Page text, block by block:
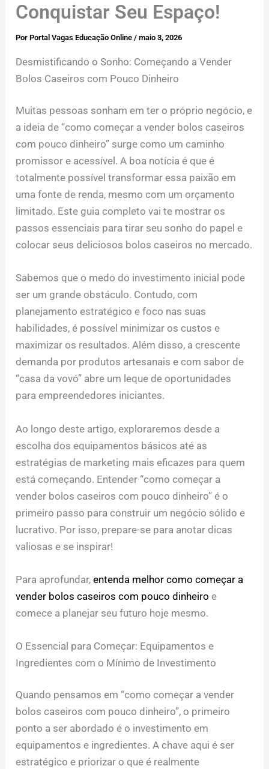
Conquistar Seu Espaço!
PorPortal Vagas Educação Online/maio 3, 2026
Desmistificando o Sonho: Começando a Vender
Bolos Caseiros com Pouco Dinheiro
Muitas pessoas sonham em ter o próprio negócio, e
a ideia de “como começar a vender bolos caseiros
com pouco dinheiro” surge como um caminho
promissor e acessível. A boa notícia é que é
totalmente possível transformar essa paixão em
uma fonte de renda, mesmo com um orçamento
limitado. Este guia completo vai te mostrar os
passos essenciais para tirar seu sonho do papel e
colocar seus deliciosos bolos caseiros no mercado.
Sabemos que o medo do investimento inicial pode
ser um grande obstáculo. Contudo, com
planejamento estratégico e foco nas suas
habilidades, é possível minimizar os custos e
maximizar os resultados. Além disso, a crescente
demanda por produtos artesanais e com sabor de
“casa da vovó” abre um leque de oportunidades
para empreendedores iniciantes.
Ao longo deste artigo, exploraremos desde a
escolha dos equipamentos básicos até as
estratégias de marketing mais eficazes para quem
está começando. Entender “como começar a
vender bolos caseiros com pouco dinheiro” é o
primeiro passo para construir um negócio sólido e
lucrativo. Por isso, prepare-se para anotar dicas
valiosas e se inspirar!
Para aprofundar,entenda melhor como começar a
vender bolos caseiros com pouco dinheiro e
comece a planejar seu futuro hoje mesmo.
O Essencial para Começar: Equipamentos e
Ingredientes com o Mínimo de Investimento
Quando pensamos em “como começar a vender
bolos caseiros com pouco dinheiro”, o primeiro
ponto a ser abordado é o investimento em
equipamentos e ingredientes. A chave aqui é ser
estratégico e priorizar o que é realmente